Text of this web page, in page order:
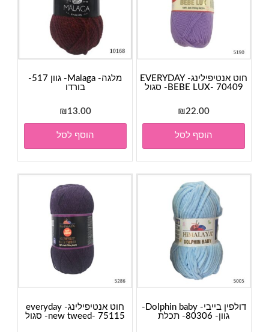
חוט אנטיפילינג- EVERYDAY
BEBE LUX- 70409- סגול
₪22.00
הוסף לסל
מלגה- Malaga- גוון 517-
בורדו
₪13.00
הוסף לסל
דולפין בייבי- Dolphin baby-
גוון- 80306- תכלת
חוט אנטיפילינג- everyday
new tweed- 75115- סגול